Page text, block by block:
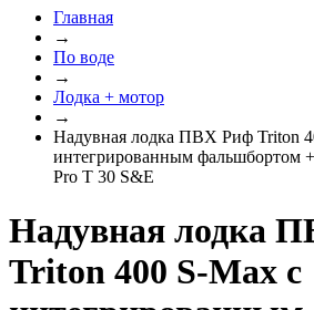
Главная
→
По воде
→
Лодка + мотор
→
Надувная лодка ПВХ Риф Triton
интегрированным фальшбортом
Pro T 30 S&E
Надувная лодка
Triton 400 S-Max с